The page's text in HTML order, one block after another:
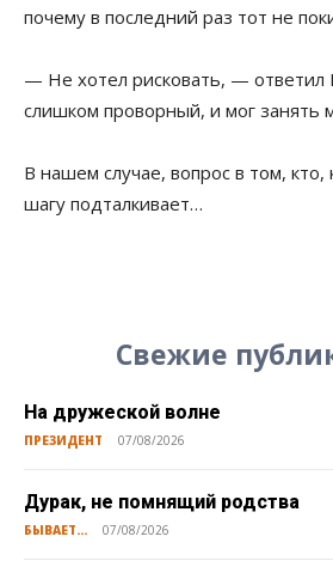
почему в последний раз тот не
— Не хотел рисковать, —
слишком проворный, и мог занять
В нашем случае, вопрос в том, кто,
шагу подталкивает…
Свежие
На дружеской волне
ПРЕЗИДЕНТ 07/08/2026
Дурак, не помнящий родства
БЫВАЕТ... 07/08/2026